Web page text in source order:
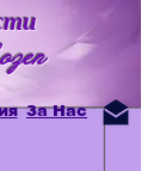
За Нас